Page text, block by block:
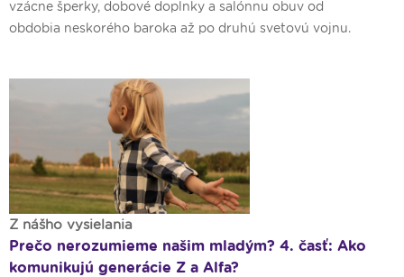
vzácne šperky, dobové doplnky a salónnu obuv od
obdobia neskorého baroka až po druhú svetovú vojnu.
Z nášho vysielania
Prečo nerozumieme našim mladým? 4. časť: Ako
komunikujú generácie Z a Alfa?